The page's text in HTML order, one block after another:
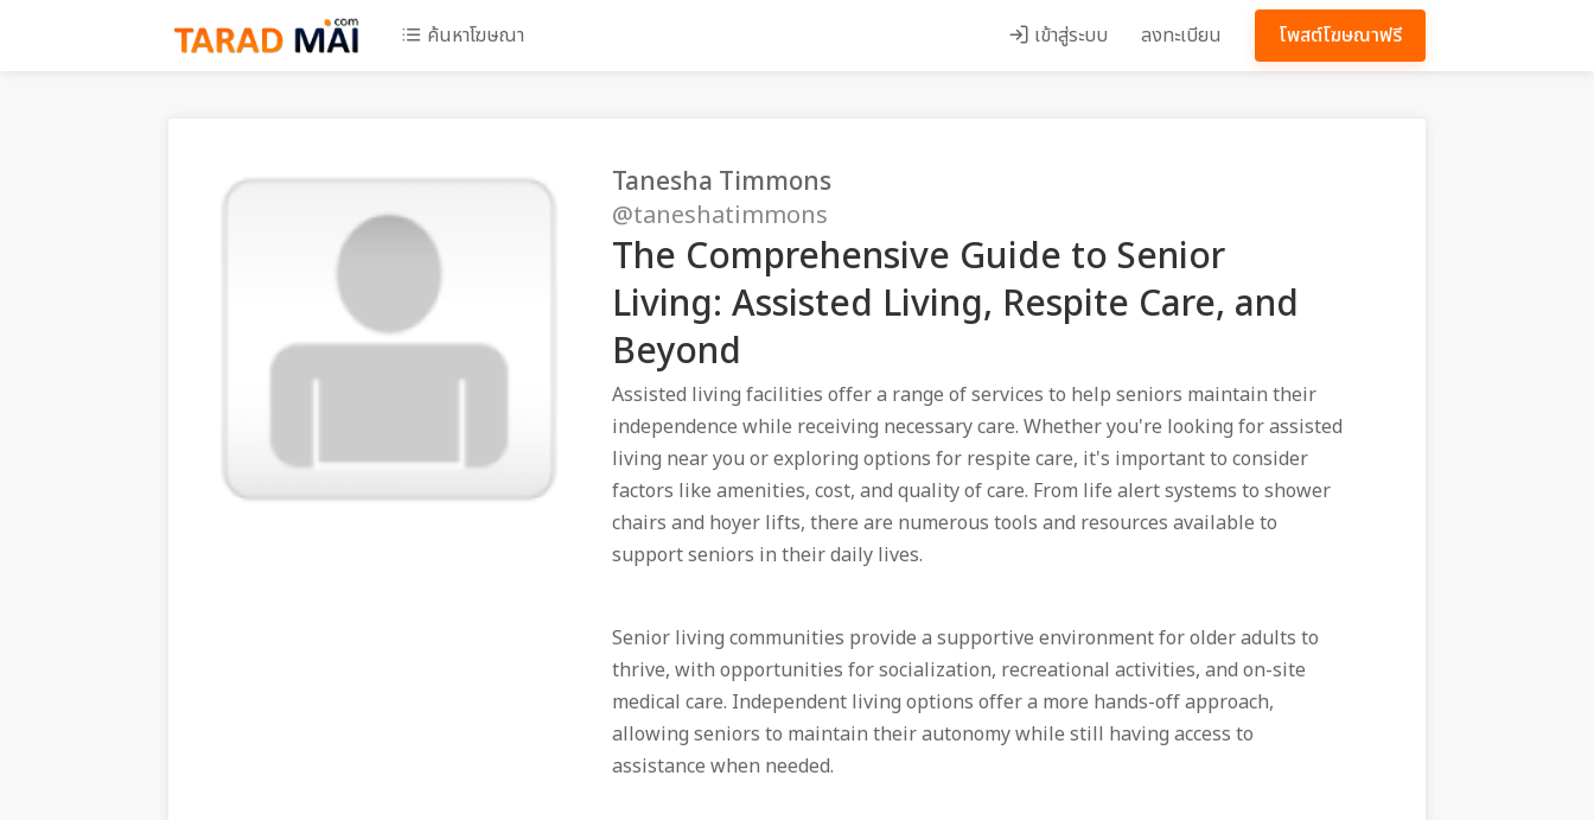
ค้นหาโฆษณา เข้าสู่ระบบ ลงทะเบียน โพสต์โฆษณาฟรี
Tanesha Timmons
@taneshatimmons
The Comprehensive Guide to Senior
Living: Assisted Living, Respite Care, and
Beyond
Assisted living facilities offer a range of services to help seniors maintain their
independence while receiving necessary care. Whether you're looking for assisted
living near you or exploring options for respite care, it's important to consider
factors like amenities, cost, and quality of care. From life alert systems to shower
chairs and hoyer lifts, there are numerous tools and resources available to
support seniors in their daily lives.
Senior living communities provide a supportive environment for older adults to
thrive, with opportunities for socialization, recreational activities, and on-site
medical care. Independent living options offer a more hands-off approach,
allowing seniors to maintain their autonomy while still having access to
assistance when needed.